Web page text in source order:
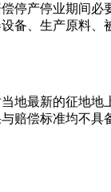
停产停业期间必
备、生产原料、
地最新的征地地
赔偿标准均不具